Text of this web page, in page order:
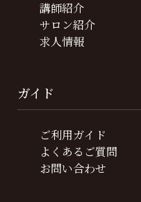
講師紹介
サロン紹介
求人情報
ガイド
ご利用ガイド
よくあるご質問
お問い合わせ